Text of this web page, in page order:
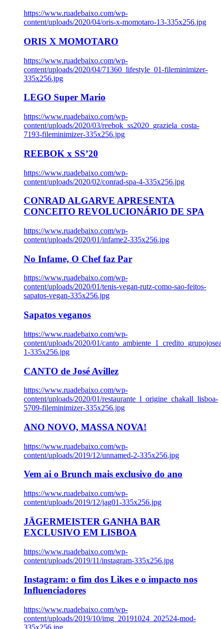
https://www.ruadebaixo.com/wp-
content/uploads/2020/04/oris-x-momotaro-13-335x256.jpg
ORIS X MOMOTARO
https://www.ruadebaixo.com/wp-
content/uploads/2020/04/71360_lifestyle_01-fileminimizer-
335x256.jpg
LEGO Super Mario
https://www.ruadebaixo.com/wp-
content/uploads/2020/03/reebok_ss2020_graziela_costa-
7193-fileminimizer-335x256.jpg
REEBOK x SS’20
https://www.ruadebaixo.com/wp-
content/uploads/2020/02/conrad-spa-4-335x256.jpg
CONRAD ALGARVE APRESENTA
CONCEITO REVOLUCIONÁRIO DE SPA
https://www.ruadebaixo.com/wp-
content/uploads/2020/01/infame2-335x256.jpg
No Infame, O Chef faz Par
https://www.ruadebaixo.com/wp-
content/uploads/2020/01/tenis-vegan-rutz-como-sao-feitos-
sapatos-vegan-335x256.jpg
Sapatos veganos
https://www.ruadebaixo.com/wp-
content/uploads/2020/01/
1-335x256.jpg
CANTO de José Avillez
https://www.ruadebaixo.com/wp-
content/uploads/2020/01/restaurante_l_origine_chakall_lisboa-
5709-fileminimizer-335x256.jpg
ANO NOVO, MASSA NOVA!
https://www.ruadebaixo.com/wp-
content/uploads/2019/12/unnamed-2-335x256.jpg
Vem ai o Brunch mais exclusivo do ano
https://www.ruadebaixo.com/wp-
content/uploads/2019/12/jag01-335x256.jpg
JÄGERMEISTER GANHA BAR
EXCLUSIVO EM LISBOA
https://www.ruadebaixo.com/wp-
content/uploads/2019/11/instagram-335x256.jpg
Instagram: o fim dos Likes e o impacto nos
Influenciadores
https://www.ruadebaixo.com/wp-
content/uploads/2019/10/img_20191024_202524-mod-
335x256.jpg